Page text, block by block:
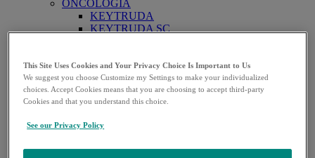
ONCOLOGIA
KEYTRUDA
KEYTRUDA SC
VACINAS
ENFLONSIA
GARDASIL
GARDASIL 9
PROQUAD
This Site Uses Cookies and Your Privacy Choice Is Important to Us
We suggest you choose Customize my Settings to make your individualized
choices. Accept Cookies means that you are choosing to accept third-party
Cookies and that you understand this choice.
See our Privacy Policy